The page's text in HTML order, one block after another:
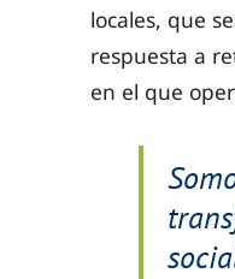
locales, que
respuesta a
en el que